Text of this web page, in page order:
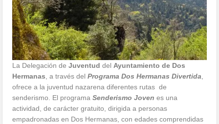
La Delegación deJuventud delAyuntamiento de Dos
Hermanas, a través delPrograma Dos Hermanas Divertida,
ofrece a la juventud nazarena diferentes rutas de
senderismo. El programaSenderismo Joven es una
actividad, de carácter gratuito, dirigida a personas
empadronadas en Dos Hermanas, con edades comprendidas